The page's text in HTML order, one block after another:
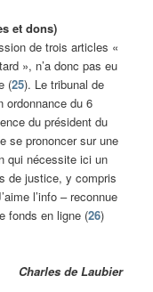
et dons)
de trois articles «
», n’a donc pas eu
(25). Le tribunal de
ordonnance du 6
du président du
se prononcer sur une
qui nécessite ici un
de justice, y compris
l’info – reconnue
fonds en ligne (26)
Charles de Laubier